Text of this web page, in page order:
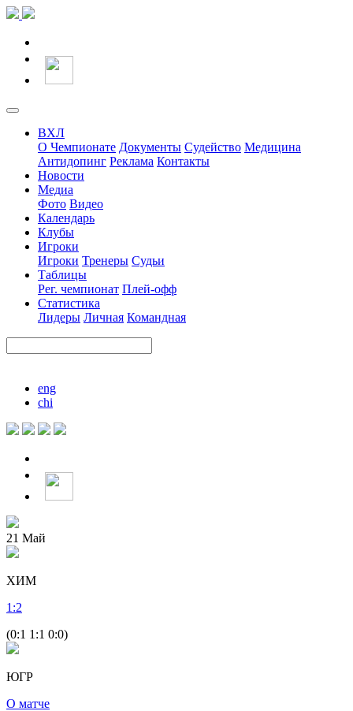
ВХЛ
О Чемпионате Документы Судейство Медицина
Антидопинг Реклама Контакты
Новости
Медиа
Фото Видео
Календарь
Клубы
Игроки
Игроки Тренеры Судьи
Таблицы
Рег. чемпионат Плей-офф
Статистика
Лидеры Личная Командная
eng
chi
21 Май
ХИМ
1 :2
(0:1 1:1 0:0)
ЮГР
О матче